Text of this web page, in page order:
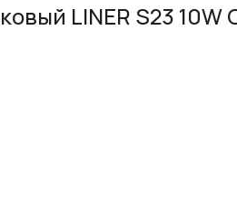
LINER S23 10W